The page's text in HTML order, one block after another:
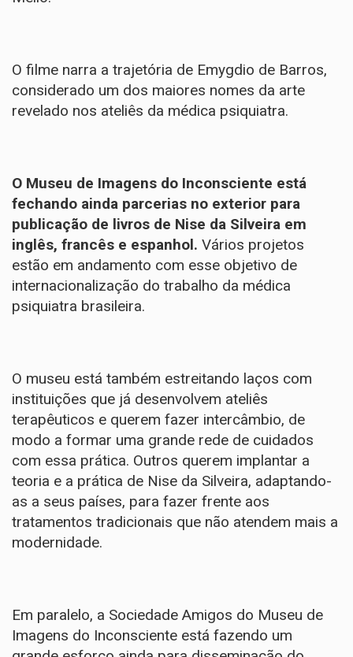
O filme narra a trajetória de Emygdio de Barros,
considerado um dos maiores nomes da arte
revelado nos ateliês da médica psiquiatra.
O Museu de Imagens do Inconsciente está
fechando ainda parcerias no exterior para
publicação de livros de Nise da Silveira em
inglês, francês e espanhol. Vários projetos
estão em andamento com esse objetivo de
internacionalização do trabalho da médica
psiquiatra brasileira.
O museu está também estreitando laços com
instituições que já desenvolvem ateliês
terapêuticos e querem fazer intercâmbio, de
modo a formar uma grande rede de cuidados
com essa prática. Outros querem implantar a
teoria e a prática de Nise da Silveira, adaptando-
as a seus países, para fazer frente aos
tratamentos tradicionais que não atendem mais a
modernidade.
Em paralelo, a Sociedade Amigos do Museu de
Imagens do Inconsciente está fazendo um